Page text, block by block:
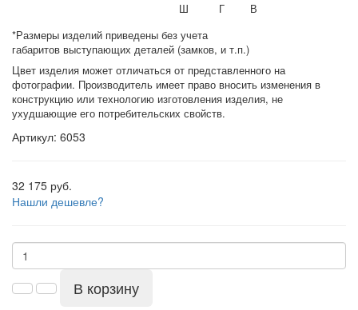
Ш В
Г
*Размеры изделий приведены без учета
габаритов выступающих деталей (замков, и т.п.)
Цвет изделия может отличаться от представленного на
фотографии. Производитель имеет право вносить изменения в
конструкцию или технологию изготовления изделия, не
ухудшающие его потребительских свойств.
Артикул: 6053
32 175 руб.
Нашли дешевле?
В корзину